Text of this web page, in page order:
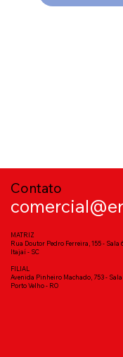
Contato
MATRIZ
Rua Doutor Pedro Ferreira, 155 - Sala
Itajaí - SC
FILIAL
Avenida Pinheiro Machado, 753 -
Porto Velho - RO